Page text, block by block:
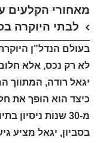
מאחורי הקלעים
לבתי היוקרה
בעולם הנדל"ן
לא רק נכס, אלא
יגאל רודה, המתווך
כיצד הוא הופך את
מ-30 שנות
בסביון, יגאל מציע